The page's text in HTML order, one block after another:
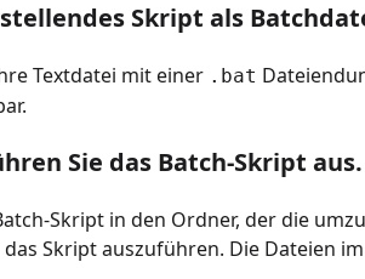
Skript als
Textdatei mit einer .bat
Sie das Batch-Skript aus.
Skript in den Ordner, der die
das Skript auszuführen. Die Dateien